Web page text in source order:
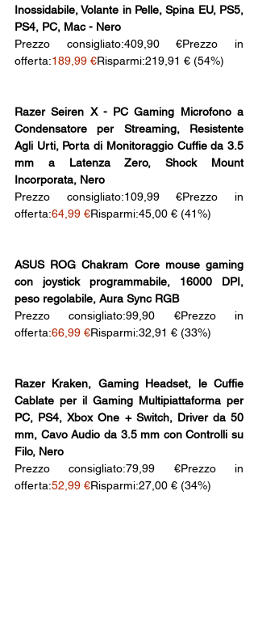
Inossidabile, Volante in Pelle, Spina EU, PS5,
PS4, PC, Mac - Nero
Prezzo consigliato:409,90 €Prezzo in
offerta:189,99 €Risparmi:219,91 € (54%)
Razer Seiren X - PC Gaming Microfono a
Condensatore per Streaming, Resistente
Agli Urti, Porta di Monitoraggio Cuffie da 3.5
mm a Latenza Zero, Shock Mount
Incorporata, Nero
Prezzo consigliato:109,99 €Prezzo in
offerta:64,99 €Risparmi:45,00 € (41%)
ASUS ROG Chakram Core mouse gaming
con joystick programmabile, 16000 DPI,
peso regolabile, Aura Sync RGB
Prezzo consigliato:99,90 €Prezzo in
offerta:66,99 €Risparmi:32,91 € (33%)
Razer Kraken, Gaming Headset, le Cuffie
Cablate per il Gaming Multipiattaforma per
PC, PS4, Xbox One + Switch, Driver da 50
mm, Cavo Audio da 3.5 mm con Controlli su
Filo, Nero
Prezzo consigliato:79,99 €Prezzo in
offerta:52,99 €Risparmi:27,00 € (34%)